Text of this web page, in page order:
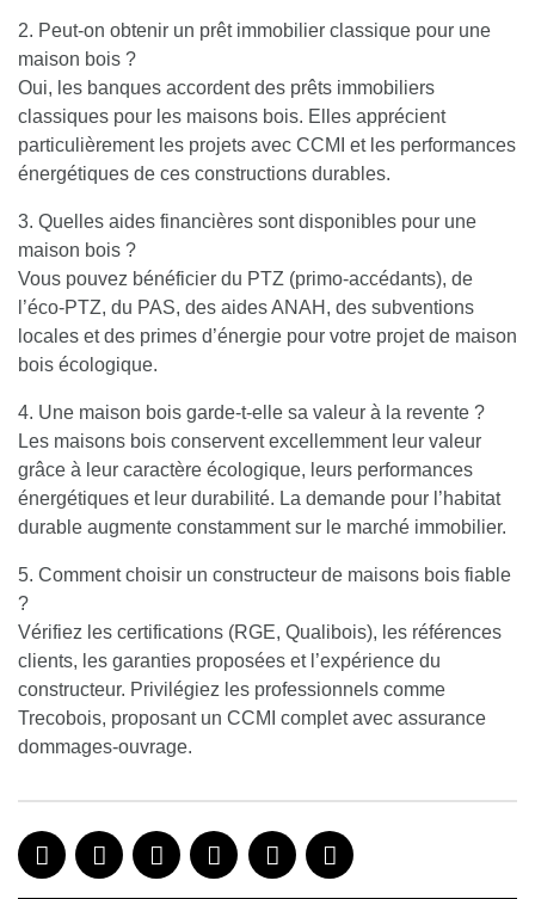
2. Peut-on obtenir un prêt immobilier classique pour une
maison bois ?
Oui, les banques accordent des prêts immobiliers
classiques pour les maisons bois. Elles apprécient
particulièrement les projets avec CCMI et les performances
énergétiques de ces constructions durables.
3. Quelles aides financières sont disponibles pour une
maison bois ?
Vous pouvez bénéficier du PTZ (primo-accédants), de
l’éco-PTZ, du PAS, des aides ANAH, des subventions
locales et des primes d’énergie pour votre projet de maison
bois écologique.
4. Une maison bois garde-t-elle sa valeur à la revente ?
Les maisons bois conservent excellemment leur valeur
grâce à leur caractère écologique, leurs performances
énergétiques et leur durabilité. La demande pour l’habitat
durable augmente constamment sur le marché immobilier.
5. Comment choisir un constructeur de maisons bois fiable
?
Vérifiez les certifications (RGE, Qualibois), les références
clients, les garanties proposées et l’expérience du
constructeur. Privilégiez les professionnels comme
Trecobois, proposant un CCMI complet avec assurance
dommages-ouvrage.